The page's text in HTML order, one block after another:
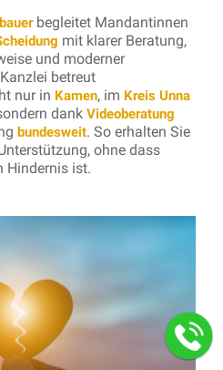
begleitet Mandantinnen
mit klarer Beratung,
und moderner
betreut
nur in Kamen, im Kreis Unna
dank Videoberatung
bundesweit. So erhalten Sie
ohne dass
Hindernis ist.